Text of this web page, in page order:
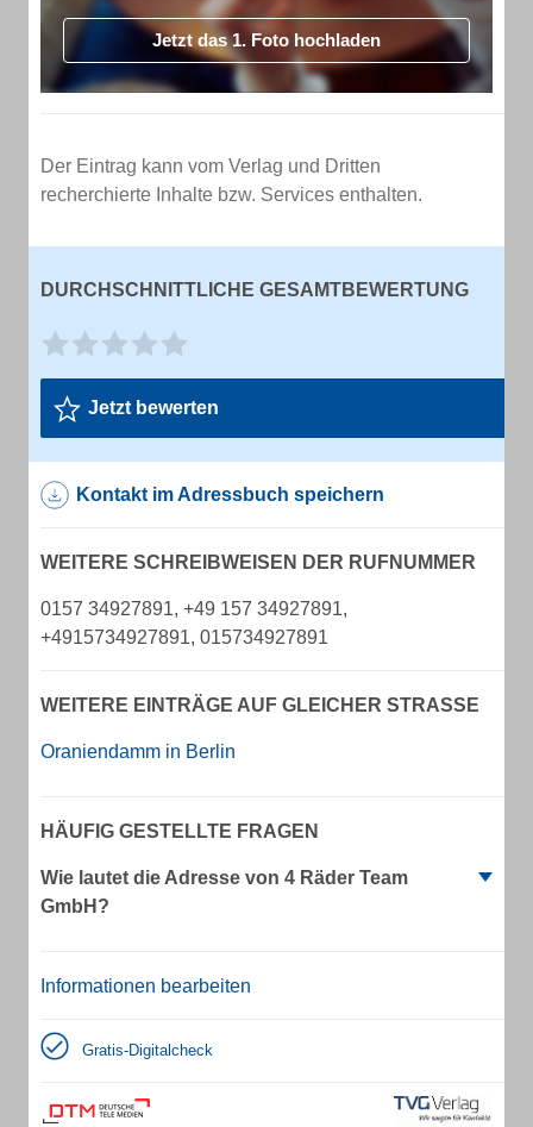
Jetzt das 1. Foto hochladen
Der Eintrag kann vom Verlag und Dritten
recherchierte Inhalte bzw. Services enthalten.
DURCHSCHNITTLICHE GESAMTBEWERTUNG
Jetzt bewerten
Kontakt im Adressbuch speichern
WEITERE SCHREIBWEISEN DER RUFNUMMER
0157 34927891, +49 157 34927891,
+4915734927891, 015734927891
WEITERE EINTRÄGE AUF GLEICHER STRASSE
Oraniendamm in Berlin
HÄUFIG GESTELLTE FRAGEN
Wie lautet die Adresse von 4 Räder Team
GmbH?
Informationen bearbeiten
Gratis-Digitalcheck